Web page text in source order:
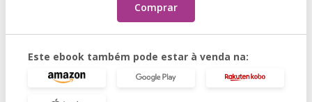
Comprar
Este ebook também pode estar à venda na: